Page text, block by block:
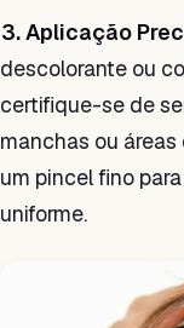
3. Aplicação
descolorante ou
certifique-se de
manchas ou
um pincel fino
uniforme.